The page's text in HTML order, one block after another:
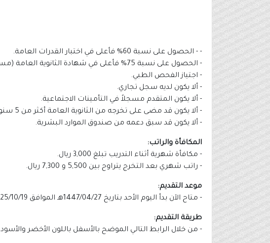
- - الحصول على نسبة 60% فأعلى في اختبار القدرات العامة.
- الحصول على نسبة 75% فأعلى في شهادة الثانوية العامة (مسار علمي).
- اجتياز الفحص الطبي.
- ألا يكون لديه سجل تجاري.
- ألا يكون المتقدم مسجلاً في التأمينات الاجتماعية.
- ألا يكون قد مضى على تخرجه من الثانوية العامة أكثر من 5 سنوات.
- ألا يكون قد سبق دعمه من صندوق الموارد البشرية.
المكافأة والراتب:
- مكافأة شهرية أثناء التدريب تبلغ 3,000 ريال.
- راتب شهري بعد التخرج يتراوح بين 5,500 و 7,300 ريال.
موعد التقديم:
- متاح الآن بدأ اليوم الأحد بتاريخ 1447/04/27هـ الموافق 2025/10/19م.
طريقة التقديم:
- من خلال الرابط التالي الموضح بالأسفل باللون الأخضر والأسود